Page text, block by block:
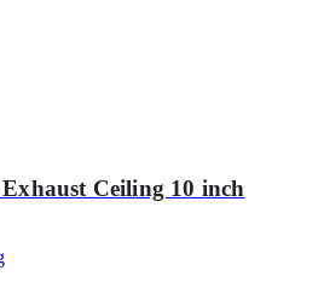
Ceiling 10 inch